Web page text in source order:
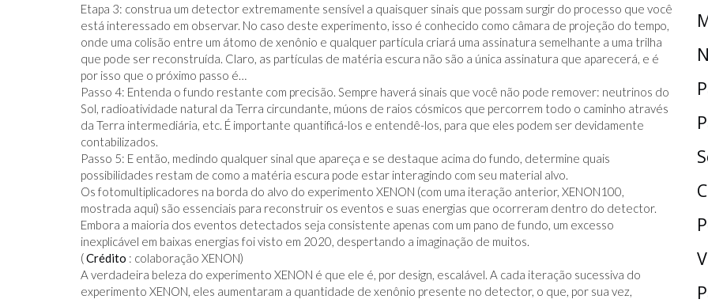
Etapa 3: construa um detector extremamente sensível a quaisquer sinais que possam surgir do processo que você
está interessado em observar. No caso deste experimento, isso é conhecido como câmara de projeção do tempo,
onde uma colisão entre um átomo de xenônio e qualquer partícula criará uma assinatura semelhante a uma trilha
que pode ser reconstruída. Claro, as partículas de matéria escura não são a única assinatura que aparecerá, e é
por isso que o próximo passo é…
Passo 4: Entenda o fundo restante com precisão. Sempre haverá sinais que você não pode remover: neutrinos do
Sol, radioatividade natural da Terra circundante, múons de raios cósmicos que percorrem todo o caminho através
da Terra intermediária, etc. É importante quantificá-los e entendê-los, para que eles podem ser devidamente
contabilizados.
Passo 5: E então, medindo qualquer sinal que apareça e se destaque acima do fundo, determine quais
possibilidades restam de como a matéria escura pode estar interagindo com seu material alvo.
Os fotomultiplicadores na borda do alvo do experimento XENON (com uma iteração anterior, XENON100,
mostrada aqui) são essenciais para reconstruir os eventos e suas energias que ocorreram dentro do detector.
Embora a maioria dos eventos detectados seja consistente apenas com um pano de fundo, um excesso
inexplicável em baixas energias foi visto em 2020, despertando a imaginação de muitos.
(Crédito : colaboração XENON)
A verdadeira beleza do experimento XENON é que ele é, por design, escalável. A cada iteração sucessiva do
experimento XENON, eles aumentaram a quantidade de xenônio presente no detector, o que, por sua vez,